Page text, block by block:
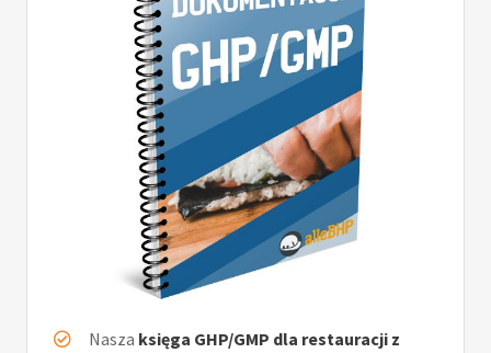
Nasza księga GHP/GMP dla restauracji z